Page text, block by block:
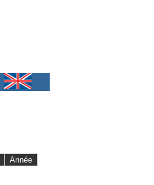
Année